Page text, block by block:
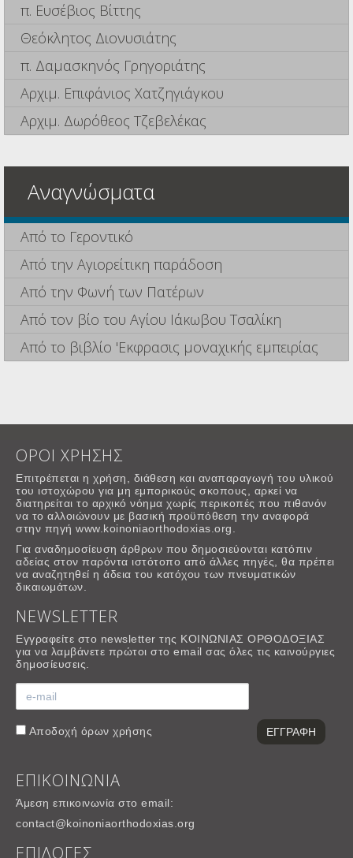
π. Ευσέβιος Βίττης
Θεόκλητος Διονυσιάτης
π. Δαμασκηνός Γρηγοριάτης
Αρχιμ. Επιφάνιος Χατζηγιάγκου
Αρχιμ. Δωρόθεος Τζεβελέκας
Αναγνώσματα
Από το Γεροντικό
Από την Αγιορείτικη παράδοση
Από την Φωνή των Πατέρων
Από τον βίο του Αγίου Ιάκωβου Τσαλίκη
Από το βιβλίο 'Εκφρασις μοναχικής εμπειρίας
ΟΡΟΙ ΧΡΗΣΗΣ
Επιτρέπεται η χρήση, διάθεση και αναπαραγωγή του υλικού
του ιστοχώρου για μη εμπορικούς σκοπους, αρκεί να
διατηρείται το αρχικό νόημα χωρίς περικοπές που πιθανόν
να το αλλοιώνουν με βασική προϋπόθεση την αναφορά
στην πηγή www.koinoniaorthodoxias.org.
Για αναδημοσίευση άρθρων που δημοσιεύονται κατόπιν
αδείας στον παρόντα ιστότοπο από άλλες πηγές, θα πρέπει
να αναζητηθεί η άδεια του κατόχου των πνευματικών
δικαιωμάτων.
NEWSLETTER
Εγγραφείτε στο newsletter της ΚΟΙΝΩΝΙΑΣ ΟΡΘΟΔΟΞΙΑΣ
για να λαμβάνετε πρώτοι στο email σας όλες τις καινούργιες
δημοσίευσεις.
Αποδοχή όρων χρήσης
ΕΠΙΚΟΙΝΩΝΙΑ
Άμεση επικοινωνία στο email:
contact@koinoniaorthodoxias.org
ΕΠΙΛΟΓΕΣ